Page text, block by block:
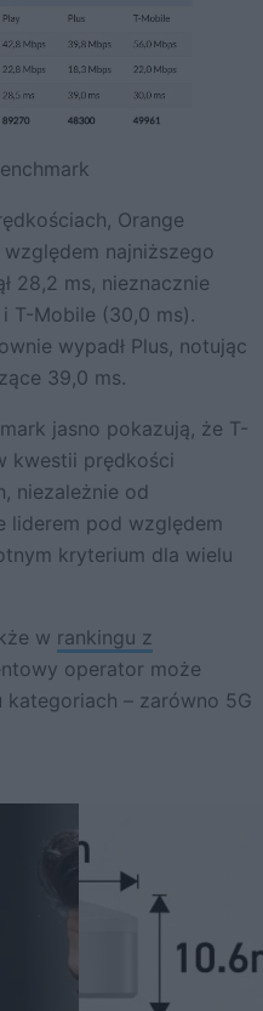
Orange
najniższego
28,2 ms, nieznacznie
T-Mobile (30,0 ms).
wypadł Plus, notując
39,0 ms.
jasno pokazują, że T-
kwestii prędkości
niezależnie od
liderem pod względem
kryterium dla wielu
w rankingu z
operator może
– zarówno 5G